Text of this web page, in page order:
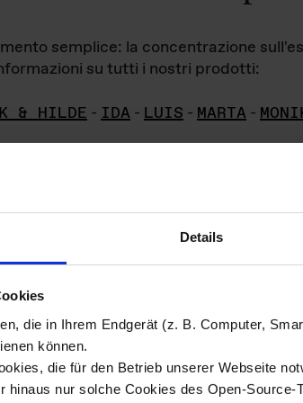
Details
die in Ihrem Endgerät (z. B. Computer,
können.
die für den Betrieb unserer Webseite
hinaus nur solche Cookies des Open-
semplice: la concentrazione
su tutti i nostri prodotti:
& HILDE - IDA - LUIS - MARTA -
di
materiale fotografico sono detenuti